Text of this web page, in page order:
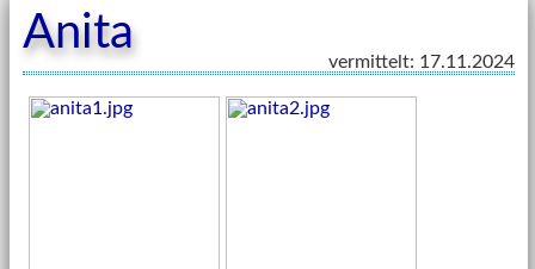
Anita
vermittelt: 17.11.2024